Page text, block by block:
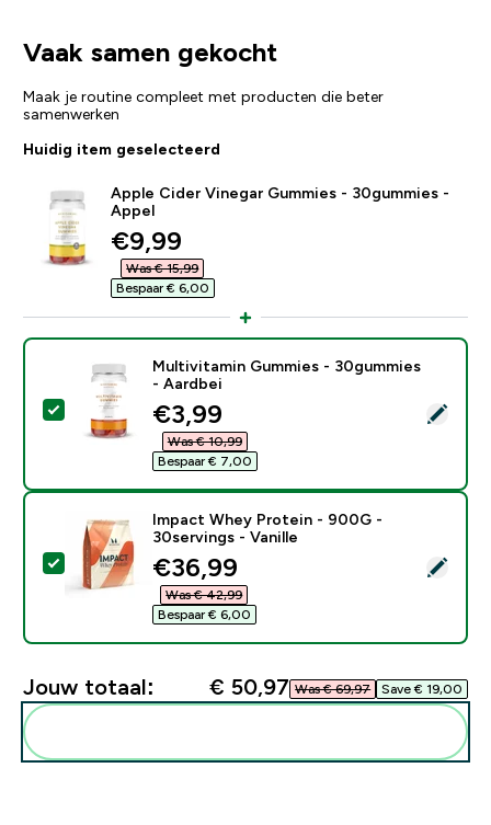
Vaak samen gekocht
Maak je routine compleet met producten die beter
samenwerken
Huidig item geselecteerd
Apple Cider Vinegar Gummies - 30gummies -
Appel
discounted price
€9,99‎
Was € 15,99‎
Bespaar € 6,00‎
Selecteer dit product - Multivitamin Gummies -
Multivitamin Gummies - 30gummies
- Aardbei
discounted price
€3,99‎
Was € 10,99‎
Bespaar € 7,00‎
Selecteer dit product - Impact Whey Protein - 900G
Impact Whey Protein - 900G -
30servings - Vanille
discounted price
€36,99‎
Was € 42,99‎
Bespaar € 6,00‎
Jouw totaal: € 50,97‎ Was € 69,97‎ Save € 19,00‎